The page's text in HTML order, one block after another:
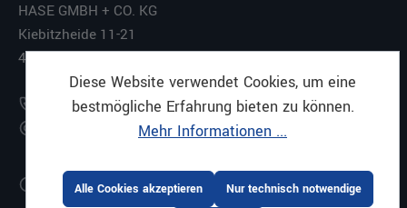
HASE GMBH + CO. KG
Kiebitzheide 11-21
49084 Osnabrück
+49 (0)541-5607-0
shop@haseundco.de
Montag bis Freitag
08:00 - 17:00 Uhr
Diese Website verwendet Cookies, um eine
bestmögliche Erfahrung bieten zu können.
Mehr Informationen ...
Nur technisch notwendige
Alle Cookies akzeptieren